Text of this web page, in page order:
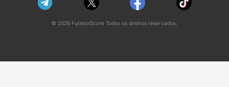
© 2026 FutebolScore Todos os direitos reservados.